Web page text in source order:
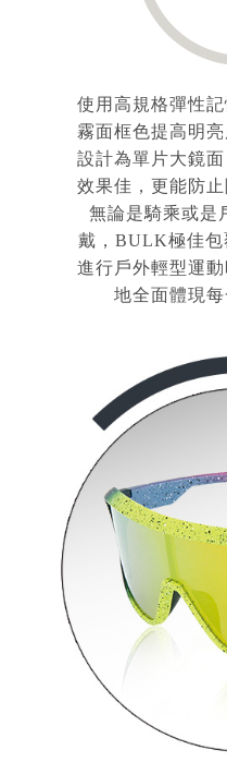
使用高規格彈性
霧面框色提高明
設計為單片大鏡面
效果佳，更能防止
無論是騎乘或是
戴，BULK極佳包
進行戶外輕型運
地全面體現每